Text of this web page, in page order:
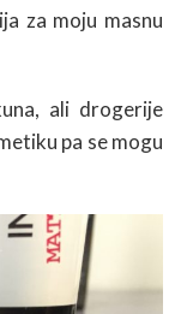
za moju masnu
ali drogerije
pa se mogu